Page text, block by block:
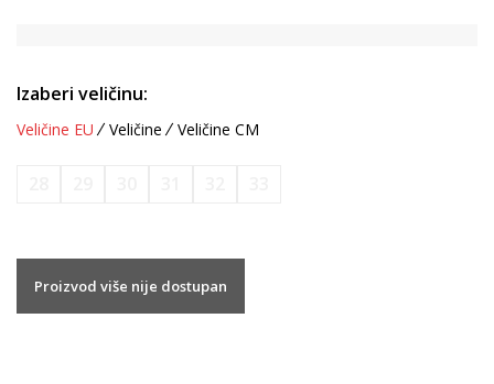
Izaberi veličinu:
Veličine EU Veličine Veličine CM
Proizvod više nije dostupan